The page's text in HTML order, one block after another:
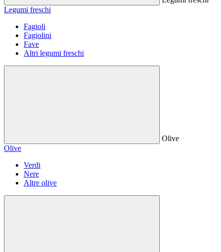
Legumi freschi
Fagioli
Fagiolini
Fave
Altri legumi freschi
Olive
Olive
Verdi
Nere
Altre olive